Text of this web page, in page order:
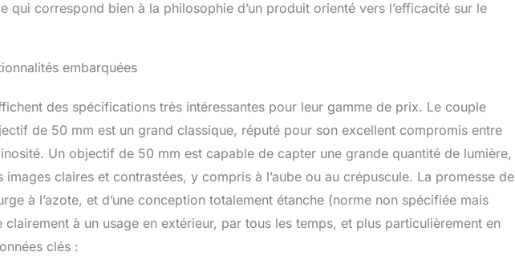
qui correspond bien à la philosophie d’un produit orienté vers l’efficacité sur le
embarquées
des spécifications très intéressantes pour leur gamme de prix. Le couple
de 50 mm est un grand classique, réputé pour son excellent compromis entre
Un objectif de 50 mm est capable de capter une grande quantité de lumière,
claires et contrastées, y compris à l’aube ou au crépuscule. La promesse de
à l’azote, et d’une conception totalement étanche (norme non spécifiée mais
clairement à un usage en extérieur, par tous les temps, et plus particulièrement en
clés :